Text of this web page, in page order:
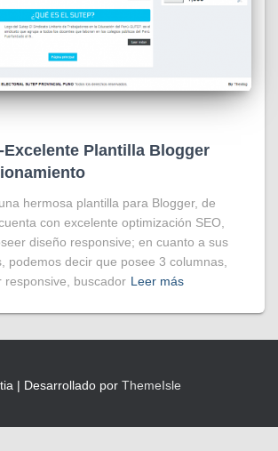
Excelente Plantilla Blogger
hermosa plantilla para Blogger, de
con excelente optimización SEO,
diseño responsive; en cuanto a sus
podemos decir que posee 3 columnas,
responsive, buscador Leer más
| Desarrollado por ThemeIsle